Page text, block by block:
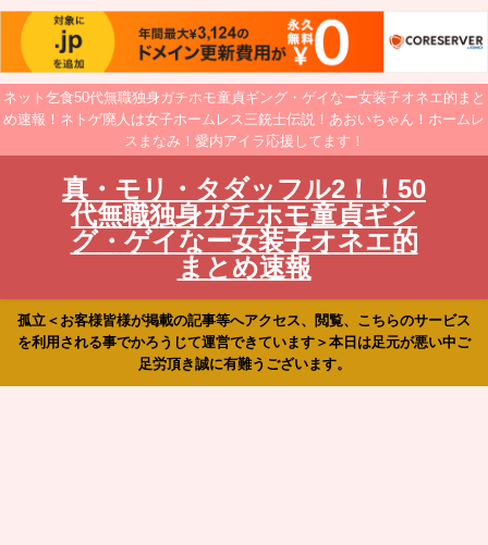
ネット乞食50代無職独身ガチホモ童貞ギング・ゲイなー女装子オネエ的まと
め速報！ネトゲ廃人は女子ホームレス三銃士伝説！あおいちゃん！ホームレ
スまなみ！愛内アイラ応援してます！
真・モリ・タダッフル2！！50
代無職独身ガチホモ童貞ギン
グ・ゲイなー女装子オネエ的
まとめ速報
孤立＜お客様皆様が掲載の記事等へアクセス、閲覧、こちらのサービス
を利用される事でかろうじて運営できています＞本日は足元が悪い中ご
足労頂き誠に有難うございます。